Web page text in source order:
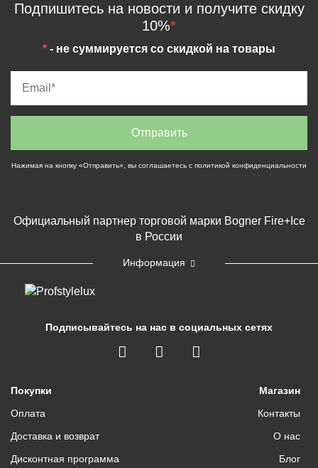
Подпишитесь на новости и получите скидку
10%*
* - не суммируется со скидкой на товары
Нажимая на кнопку «Отправить», вы соглашаетесь с политикой конфиденциальности
Официальный партнер торговой марки Bogner Fire+Ice
в России
Информация
Подписывайтесь на нас в социальных сетях
Покупки
Магазин
Оплата
Контакты
Доставка и возврат
О нас
Дисконтная программа
Блог